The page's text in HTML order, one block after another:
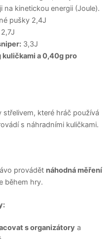
na kinetickou energii (Joule).
pušky 2,4J
3,3J
kuličkami a 0,40g pro
střelivem, které hráč používá
s náhradními kuličkami.
provádět náhodná měření
během hry.
s organizátory a